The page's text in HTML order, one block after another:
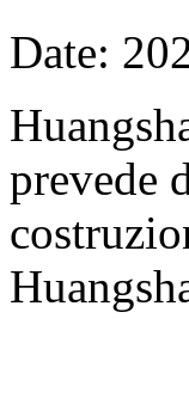
Date:
prevede